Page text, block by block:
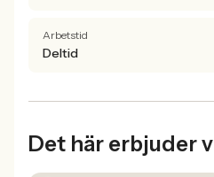
Arbetstid
Deltid
Det här erbjuder